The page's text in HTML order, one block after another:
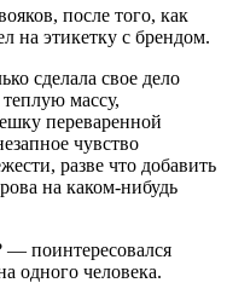
после того, как
на этикетку с брендом.
сделала свое дело
массу,
переваренной
чувство
разве что добавить
на каком-нибудь
поинтересовался
одного человека.